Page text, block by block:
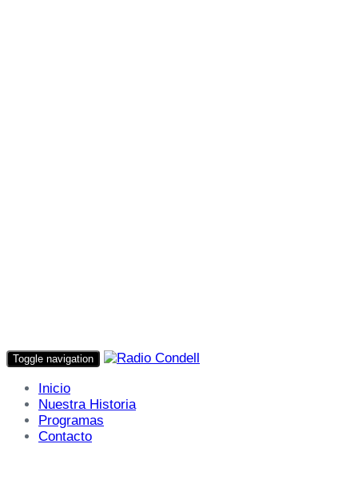
Toggle navigation
Inicio
Nuestra Historia
Programas
Contacto